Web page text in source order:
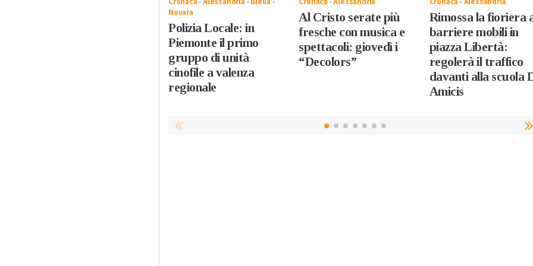
Novara
Polizia Locale: in
Piemonte il primo
gruppo di unità
cinofile a valenza
regionale
Al Cristo serate più
fresche con musica e
spettacoli: giovedì i
“Decolors”
Rimossa la fioriera
barriere mobili in
piazza Libertà:
regolerà il traffico
davanti alla scuola
Amicis